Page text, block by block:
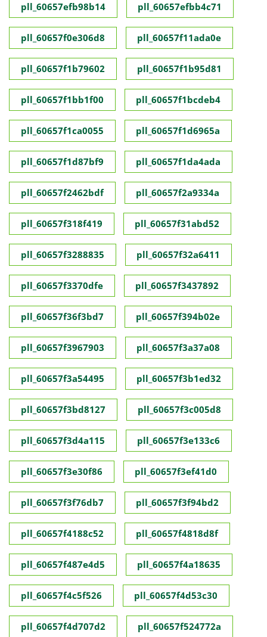
pll_60657efb98b14 pll_60657efbb4c71
pll_60657f0e306d8 pll_60657f11ada0e
pll_60657f1b79602 pll_60657f1b95d81
pll_60657f1bb1f00 pll_60657f1bcdeb4
pll_60657f1ca0055 pll_60657f1d6965a
pll_60657f1d87bf9 pll_60657f1da4ada
pll_60657f2462bdf pll_60657f2a9334a
pll_60657f318f419 pll_60657f31abd52
pll_60657f3288835 pll_60657f32a6411
pll_60657f3370dfe pll_60657f3437892
pll_60657f36f3bd7 pll_60657f394b02e
pll_60657f3967903 pll_60657f3a37a08
pll_60657f3a54495 pll_60657f3b1ed32
pll_60657f3bd8127 pll_60657f3c005d8
pll_60657f3d4a115 pll_60657f3e133c6
pll_60657f3e30f86 pll_60657f3ef41d0
pll_60657f3f76db7 pll_60657f3f94bd2
pll_60657f4188c52 pll_60657f4818d8f
pll_60657f487e4d5 pll_60657f4a18635
pll_60657f4c5f526 pll_60657f4d53c30
pll_60657f4d707d2 pll_60657f524772a